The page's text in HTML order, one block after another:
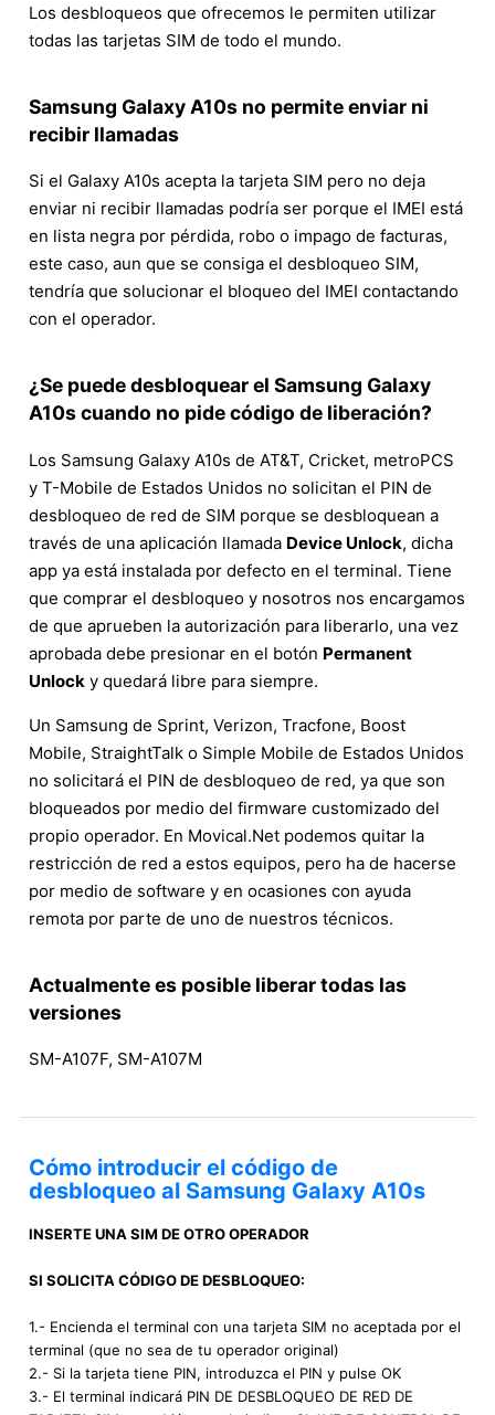
Los desbloqueos que ofrecemos le permiten utilizar
todas las tarjetas SIM de todo el mundo.
Samsung Galaxy A10s no permite enviar ni
recibir llamadas
Si el Galaxy A10s acepta la tarjeta SIM pero no deja
enviar ni recibir llamadas podría ser porque el IMEI está
en lista negra por pérdida, robo o impago de facturas,
este caso, aun que se consiga el desbloqueo SIM,
tendría que solucionar el bloqueo del IMEI contactando
con el operador.
¿Se puede desbloquear el Samsung Galaxy
A10s cuando no pide código de liberación?
Los Samsung Galaxy A10s de AT&T, Cricket, metroPCS
y T-Mobile de Estados Unidos no solicitan el PIN de
desbloqueo de red de SIM porque se desbloquean a
través de una aplicación llamada Device Unlock, dicha
app ya está instalada por defecto en el terminal. Tiene
que comprar el desbloqueo y nosotros nos encargamos
de que aprueben la autorización para liberarlo, una vez
aprobada debe presionar en el botón Permanent
Unlock y quedará libre para siempre.
Un Samsung de Sprint, Verizon, Tracfone, Boost
Mobile, StraightTalk o Simple Mobile de Estados Unidos
no solicitará el PIN de desbloqueo de red, ya que son
bloqueados por medio del firmware customizado del
propio operador. En Movical.Net podemos quitar la
restricción de red a estos equipos, pero ha de hacerse
por medio de software y en ocasiones con ayuda
remota por parte de uno de nuestros técnicos.
Actualmente es posible liberar todas las
versiones
SM-A107F, SM-A107M
Cómo introducir el código de
desbloqueo al Samsung Galaxy A10s
INSERTE UNA SIM DE OTRO OPERADOR
SI SOLICITA CÓDIGO DE DESBLOQUEO:
1.- Encienda el terminal con una tarjeta SIM no aceptada por el
terminal (que no sea de tu operador original)
2.- Si la tarjeta tiene PIN, introduzca el PIN y pulse OK
3.- El terminal indicará PIN DE DESBLOQUEO DE RED DE